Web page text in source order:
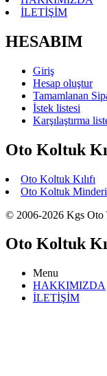
İLETİŞİM
HESABIM
Giriş
Hesap oluştur
Tamamlanan
İstek listesi
Karşılaştırma
Oto Koltuk
Oto Koltuk Kılıfı
Oto Koltuk Minderi
© 2006-2026 Kgs Oto
Oto Koltuk
Menu
HAKKIMIZDA
İLETİŞİM